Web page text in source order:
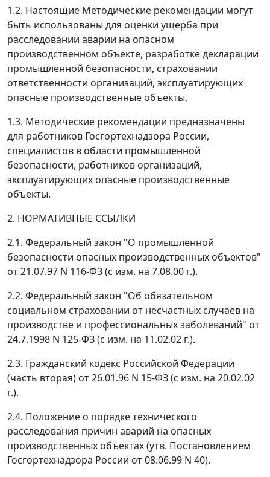
1.2. Настоящие Методические рекомендации могут
быть использованы для оценки ущерба при
расследовании аварии на опасном
производственном объекте, разработке декларации
промышленной безопасности, страховании
ответственности организаций, эксплуатирующих
опасные производственные объекты.
1.3. Методические рекомендации предназначены
для работников Госгортехнадзора России,
специалистов в области промышленной
безопасности, работников организаций,
эксплуатирующих опасные производственные
объекты.
2. НОРМАТИВНЫЕ ССЫЛКИ
2.1. Федеральный закон "О промышленной
безопасности опасных производственных объектов"
от 21.07.97 N 116-ФЗ (с изм. на 7.08.00 г.).
2.2. Федеральный закон "Об обязательном
социальном страховании от несчастных случаев на
производстве и профессиональных заболеваний" от
24.7.1998 N 125-ФЗ (с изм. на 11.02.02 г.).
2.3. Гражданский кодекс Российской Федерации
(часть вторая) от 26.01.96 N 15-ФЗ (с изм. на 20.02.02
г.).
2.4. Положение о порядке технического
расследования причин аварий на опасных
производственных объектах (утв. Постановлением
Госгортехнадзора России от 08.06.99 N 40).